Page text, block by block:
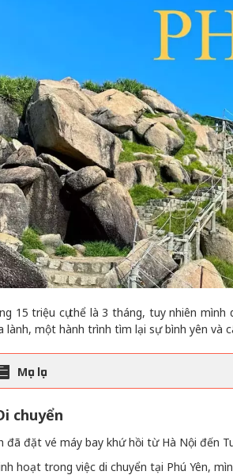
15 triệu cụ thể là 3 tháng, tuy nhiên
lành, một hành trình tìm lại sự bình yên và
Mục lục
chuyển
đã đặt vé máy bay khứ hồi từ Hà Nội đến
hoạt trong việc di chuyển tại Phú Yên,